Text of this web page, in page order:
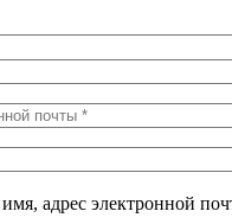
адрес электронной